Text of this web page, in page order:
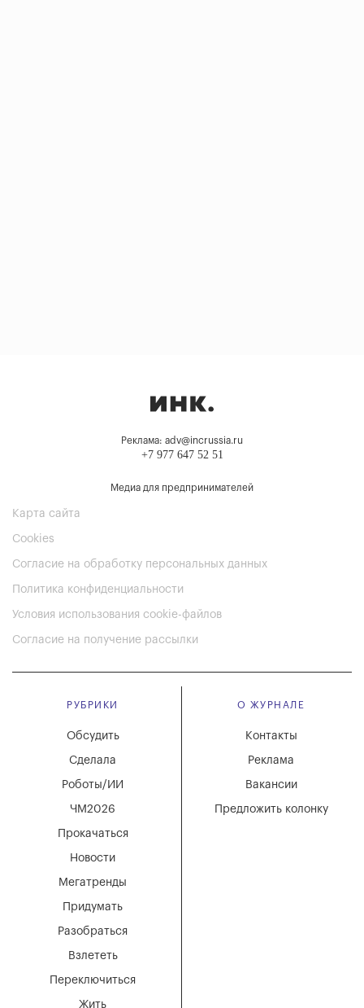
Реклама: adv@incrussia.ru
+7 977 647 52 51
Медиа для предпринимателей
Карта сайта
Cookies
Согласие на обработку персональных данных
Политика конфиденциальности
Условия использования cookie-файлов
Согласие на получение рассылки
РУБРИКИ
Мегатренды
Придумать
Разобраться
Взлететь
Новости
Переключиться
Жить
Обсудить
Сделала
Роботы/ИИ
ЧМ2026
Прокачаться
О ЖУРНАЛЕ
Вакансии
Реклама
Контакты
Предложить колонку